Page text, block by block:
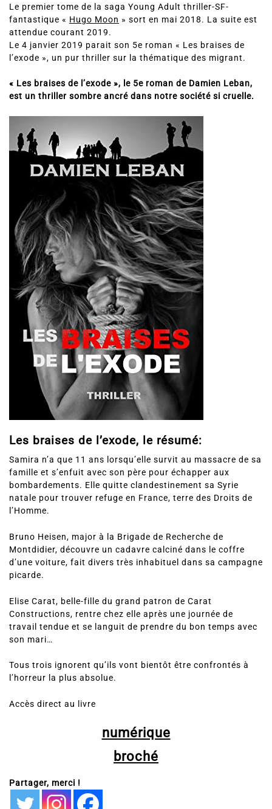
Le premier tome de la saga Young Adult thriller-SF-
fantastique « Hugo Moon » sort en mai 2018. La suite est
attendue courant 2019.
Le 4 janvier 2019 parait son 5e roman « Les braises de
l’exode », un pur thriller sur la thématique des migrant.
« Les braises de l’exode », le 5e roman de Damien Leban,
est un thriller sombre ancré dans notre société si cruelle.
Les braises de l’exode, le résumé:
Samira n’a que 11 ans lorsqu’elle survit au massacre de sa
famille et s’enfuit avec son père pour échapper aux
bombardements. Elle quitte clandestinement sa Syrie
natale pour trouver refuge en France, terre des Droits de
l’Homme.
Bruno Heisen, major à la Brigade de Recherche de
Montdidier, découvre un cadavre calciné dans le coffre
d’une voiture, fait divers très inhabituel dans sa campagne
picarde.
Elise Carat, belle-fille du grand patron de Carat
Constructions, rentre chez elle après une journée de
travail tendue et se languit de prendre du bon temps avec
son mari…
Tous trois ignorent qu’ils vont bientôt être confrontés à
l’horreur la plus absolue.
Accès direct au livre
numérique
broché
Partager, merci !